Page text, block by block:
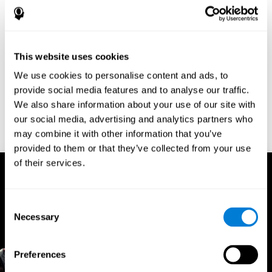
This website uses cookies
We use cookies to personalise content and ads, to
provide social media features and to analyse our traffic.
We also share information about your use of our site with
our social media, advertising and analytics partners who
may combine it with other information that you’ve
provided to them or that they’ve collected from your use
of their services.
Selection
Necessary
Preferences
Forschungsbasierter Ansatz
Die Tools von CogniFit werden auf der Grundlage
neuropsychologischer Forschung entwickelt und stellen
sicher, dass die Beurteilungen und Trainingsprogramme auf
wissenschaftlichen Erkenntnissen über das Gehirn und die
Kognition basieren.